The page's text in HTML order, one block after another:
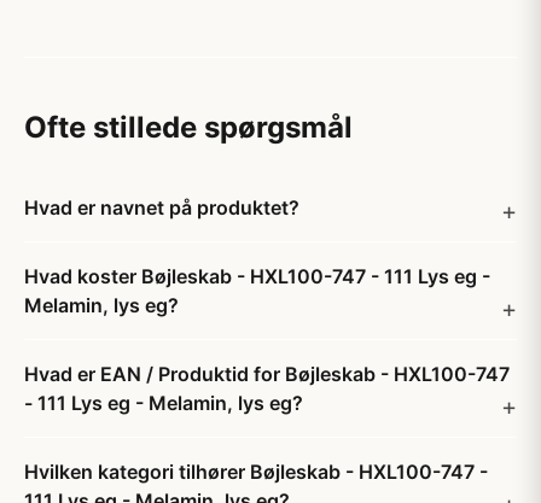
Ofte stillede spørgsmål
Hvad er navnet på produktet?
Hvad koster Bøjleskab - HXL100-747 - 111 Lys eg -
Melamin, lys eg?
Hvad er EAN / Produktid for Bøjleskab - HXL100-747
- 111 Lys eg - Melamin, lys eg?
Hvilken kategori tilhører Bøjleskab - HXL100-747 -